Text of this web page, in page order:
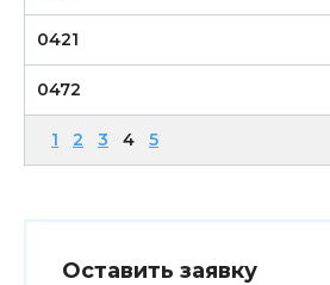
0421
0472
1 2 3 4 5
Оставить заявку